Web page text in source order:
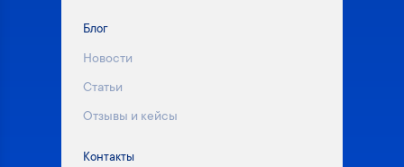
Блог
Новости
Статьи
Отзывы и кейсы
Контакты